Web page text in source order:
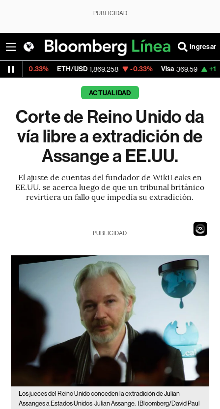
PUBLICIDAD
Ingresar
ETH/USD 1,869.258 -0.33% Visa 369.59 +1.07%
ACTUALIDAD
Corte de Reino Unido da
vía libre a extradición de
Assange a EE.UU.
El ajuste de cuentas del fundador de WikiLeaks en
EE.UU. se acerca luego de que un tribunal británico
revirtiera un fallo que impedía su extradición.
21
PUBLICIDAD
Los jueces del Reino Unido conceden la extradición de Julian
Assanges a Estados Unidos Julian Assange. (Bloomberg/David Paul